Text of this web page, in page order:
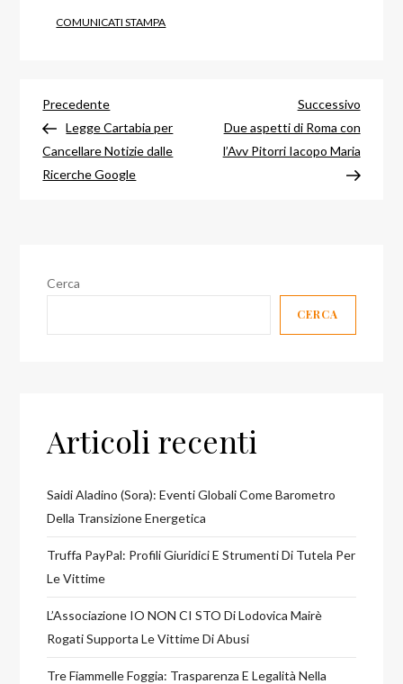
COMUNICATI STAMPA
Navigazione
articoli
Articolo
precedente
Precedente
Legge Cartabia per
Cancellare Notizie dalle
Ricerche Google
Successivo
Due aspetti di Roma con
l’Avv Pitorri Iacopo Maria
Cerca
CERCA
Articoli recenti
Saidi Aladino (Sora): Eventi Globali Come Barometro
Della Transizione Energetica
Truffa PayPal: Profili Giuridici E Strumenti Di Tutela Per
Le Vittime
L’Associazione IO NON CI STO Di Lodovica Mairè
Rogati Supporta Le Vittime Di Abusi
Tre Fiammelle Foggia: Trasparenza E Legalità Nella